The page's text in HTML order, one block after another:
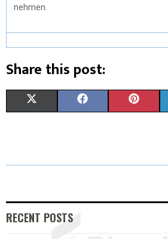
nehmen.
Share this post:
W E T
RECENT POSTS